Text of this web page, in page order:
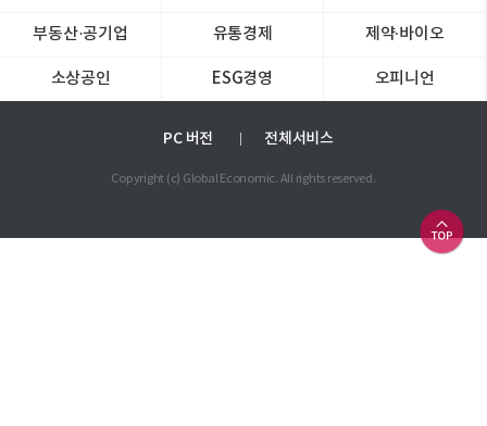
부동산·공기업 유통경제 제약∙바이오
소상공인 ESG경영 오피니언
PC 버전 전체서비스
Copyright (c) Global Economic. All rights reserved.